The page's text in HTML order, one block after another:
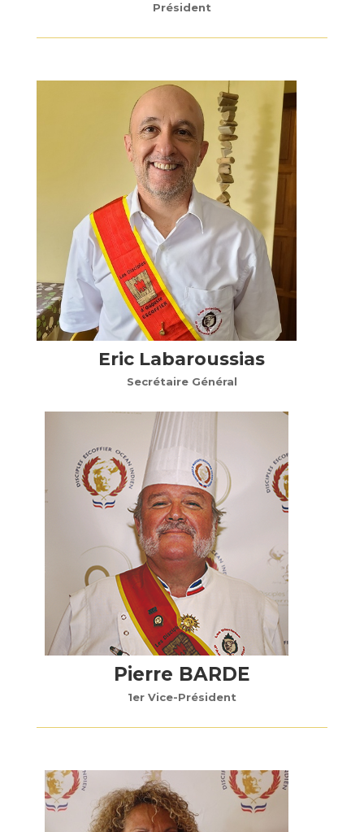
Président
Eric Labaroussias
Secrétaire Général
Pierre BARDE
1er Vice-Président